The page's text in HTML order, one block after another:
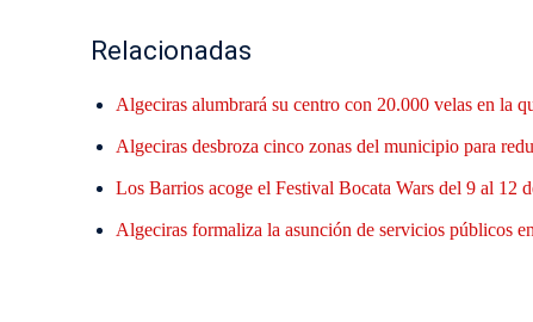
Relacionadas
Algeciras alumbrará su centro con 20.000 velas en la
Algeciras desbroza cinco zonas del municipio para
Los Barrios acoge el Festival Bocata Wars del 9 al 12
Algeciras formaliza la asunción de servicios públicos